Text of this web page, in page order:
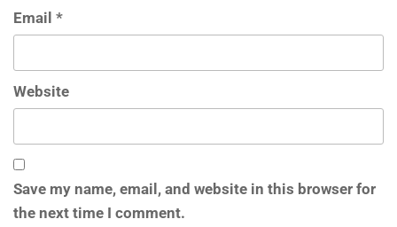
Email *
Website
Save my name, email, and website in this browser for
the next time I comment.